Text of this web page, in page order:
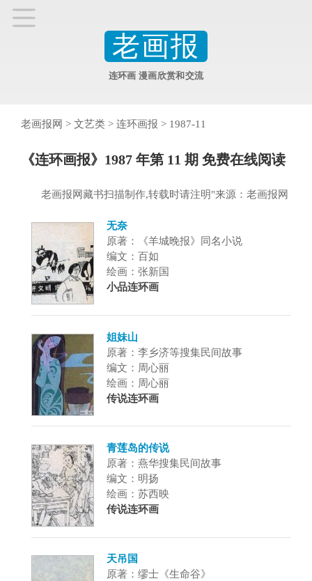
老画报
连环画 漫画欣赏和交流
老画报网 > 文艺类 > 连环画报 > 1987-11
《连环画报》1987 年第 11 期 免费在线阅读
老画报网藏书扫描制作,转载时请注明"来源：老画报网
无奈
原著：《羊城晚报》同名小说
编文：百如
绘画：张新国
小品连环画
姐妹山
原著：李乡济等搜集民间故事
编文：周心丽
绘画：周心丽
传说连环画
青莲岛的传说
原著：燕华搜集民间故事
编文：明扬
绘画：苏西映
传说连环画
天吊国
原著：缪士《生命谷》